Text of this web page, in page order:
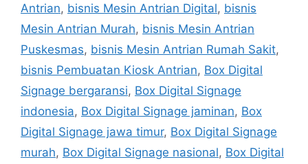
Antrian, bisnis Mesin Antrian Digital, bisnis
Mesin Antrian Murah, bisnis Mesin Antrian
Puskesmas, bisnis Mesin Antrian Rumah Sakit,
bisnis Pembuatan Kiosk Antrian, Box Digital
Signage bergaransi, Box Digital Signage
indonesia, Box Digital Signage jaminan, Box
Digital Signage jawa timur, Box Digital Signage
murah, Box Digital Signage nasional, Box Digital